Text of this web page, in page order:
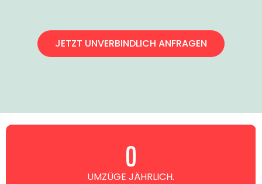
JETZT UNVERBINDLICH ANFRAGEN
UMZÜGE JÄHRLICH.
0